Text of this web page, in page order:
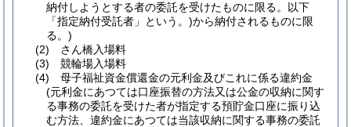
納付しようとする者の委託を受けたものに限る。以下
「指定納付受託者」という。)から納付されるものに限
る。)
(2)
さん橋入場料
(3)
競輪場入場料
(4)
母子福祉資金償還金の元利金及びこれに係る違約金
(元利金にあつては口座振替の方法又は公金の収納に関す
る事務の委託を受けた者が指定する預貯金口座に振り込
む方法、違約金にあつては当該収納に関する事務の委託